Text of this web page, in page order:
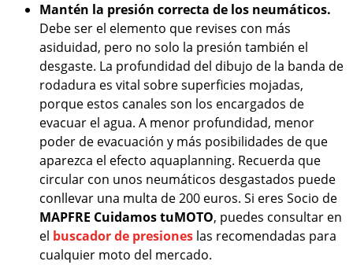
Mantén la presión correcta de los neumáticos.
Debe ser el elemento que revises con más
asiduidad, pero no solo la presión también el
desgaste. La profundidad del dibujo de la banda de
rodadura es vital sobre superficies mojadas,
porque estos canales son los encargados de
evacuar el agua. A menor profundidad, menor
poder de evacuación y más posibilidades de que
aparezca el efecto aquaplanning. Recuerda que
circular con unos neumáticos desgastados puede
conllevar una multa de 200 euros. Si eres Socio de
MAPFRE Cuidamos tuMOTO, puedes consultar en
el buscador de presiones las recomendadas para
cualquier moto del mercado.